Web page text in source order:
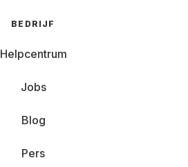
BEDRIJF
Helpcentrum
Jobs
Blog
Pers